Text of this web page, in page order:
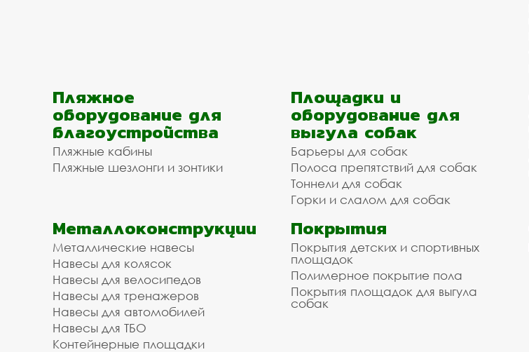
Пляжное
оборудование для
благоустройства
Пляжные кабины
Пляжные шезлонги и зонтики
Площадки и
оборудование для
выгула собак
Барьеры для собак
Полоса препятствий для собак
Тоннели для собак
Горки и слалом для собак
Металлоконструкции
Металлические навесы
Навесы для колясок
Навесы для велосипедов
Навесы для тренажеров
Навесы для автомобилей
Навесы для ТБО
Контейнерные площадки
Покрытия
Покрытия детских и спортивных
площадок
Полимерное покрытие пола
Покрытия площадок для выгула
собак